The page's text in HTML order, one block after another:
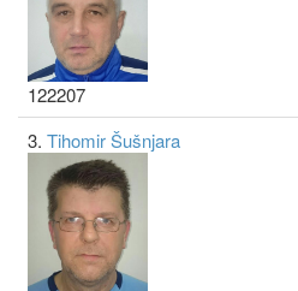
122207
3. Tihomir Šušnjara